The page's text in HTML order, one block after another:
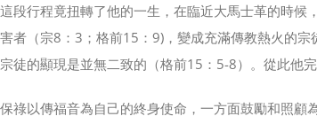
段行程竟扭轉了他的一生，在臨近大馬士革的時
者（宗8：3；格前15：9)，變成充滿傳教熱火的
徒的顯現是並無二致的（格前15：5-8）。從此他
祿以傳福音為自己的終身使命，一方面鼓勵和照